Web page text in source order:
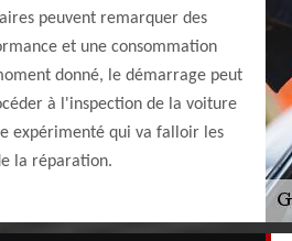
peuvent remarquer des
et une consommation
donné, le démarrage peut
à l'inspection de la voiture
expérimenté qui va falloir les
la réparation.